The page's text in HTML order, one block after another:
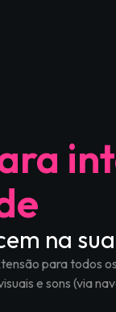
na
para todos
e sons (via